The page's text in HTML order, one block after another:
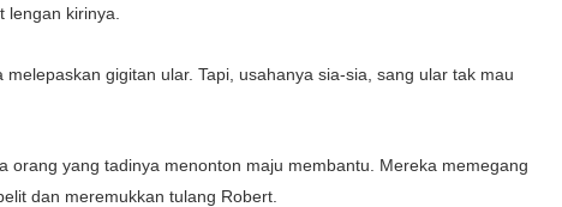
kirinya.
gigitan ular. Tapi, usahanya sia-sia, sang ular tak mau
orang yang tadinya menonton maju membantu. Mereka memegang
dan meremukkan tulang Robert.